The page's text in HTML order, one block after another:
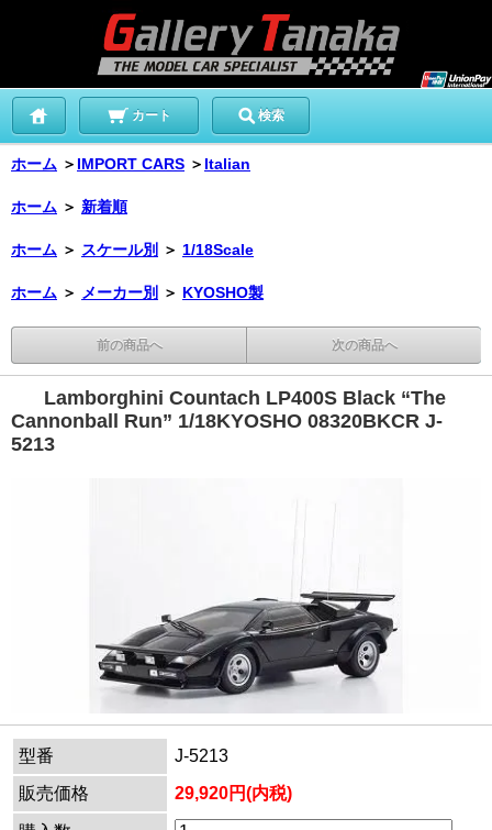
カート 検索
ホーム ＞ IMPORT CARS ＞ Italian
ホーム ＞ 新着順
ホーム ＞ スケール別 ＞ 1/18Scale
ホーム ＞ メーカー別 ＞ KYOSHO製
前の商品へ 次の商品へ
Lamborghini Countach LP400S Black “The
Cannonball Run” 1/18KYOSHO 08320BKCR J-
5213
型番
J-5213
販売価格
29,920円(内税)